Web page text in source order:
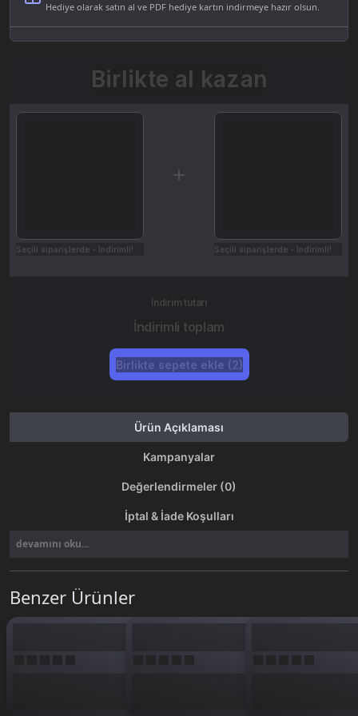
Hediye olarak satın al ve PDF hediye kartın indirmeye hazır olsun.
Birlikte al kazan
Seçili siparişlerde - İndirimli! Seçili siparişlerde - İndirimli!
İndirim tutarı
İndirimli toplam
Birlikte sepete ekle (2)
Ürün Açıklaması
Kampanyalar
Değerlendirmeler (0)
İptal & İade Koşulları
devamını oku...
Benzer Ürünler